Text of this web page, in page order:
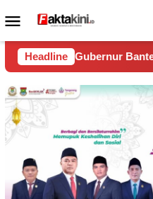
ke
Menu
Mobile
Headline
Banten Bilang Sudah